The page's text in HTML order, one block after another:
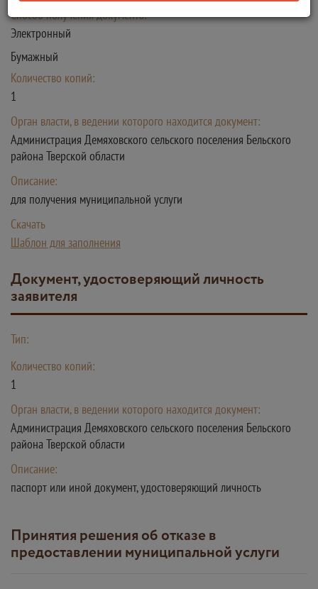
Способ получения документа:
Электронный
Бумажный
Количество копий:
1
Орган власти, в ведении которого находится документ:
Администрация Демяховского сельского поселения Бельского
района Тверской области
Описание:
для получения муниципальной услуги
Скачать
Шаблон для заполнения
Документ, удостоверяющий личность
заявителя
Тип:
Количество копий:
1
Орган власти, в ведении которого находится документ:
Администрация Демяховского сельского поселения Бельского
района Тверской области
Описание:
паспорт или иной документ, удостоверяющий личность
Принятия решения об отказе в
предоставлении муниципальной услуги